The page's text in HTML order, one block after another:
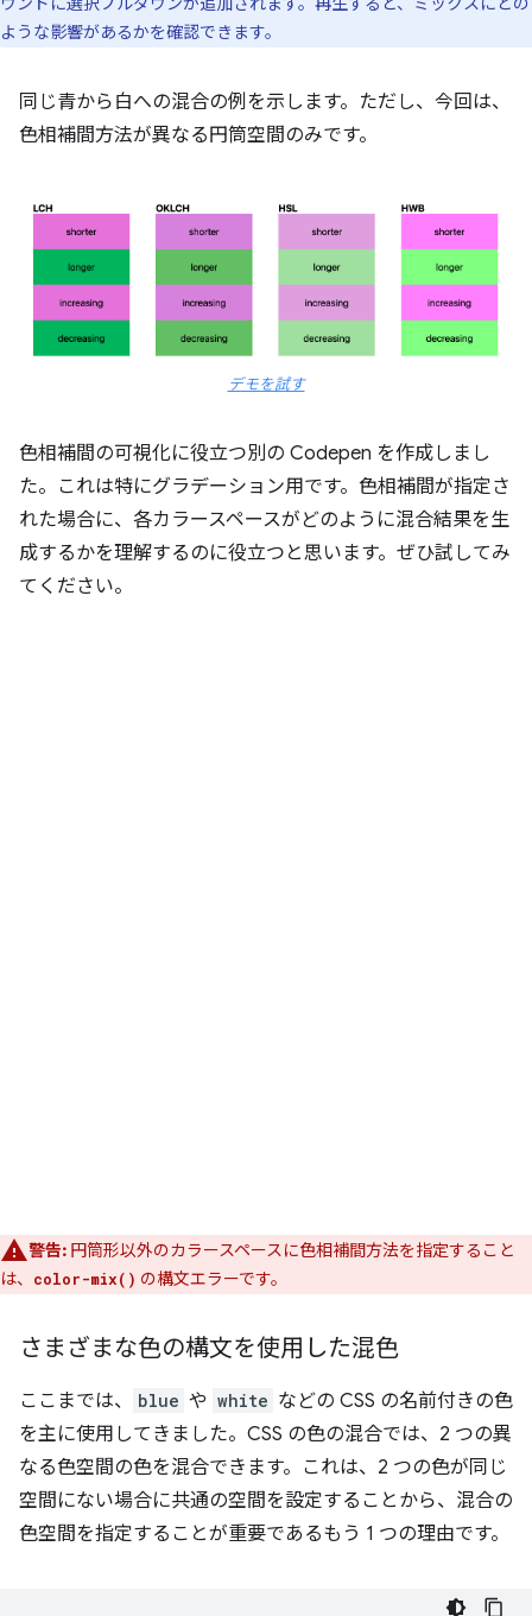
ような影響があるかを確認できます。
同じ青から白への混合の例を示します。ただし、今回は、
色相補間方法が異なる円筒空間のみです。
デモを試す
色相補間の可視化に役立つ別の Codepen を作成しまし
た。これは特にグラデーション用です。色相補間が指定さ
れた場合に、各カラースペースがどのように混合結果を生
成するかを理解するのに役立つと思います。ぜひ試してみ
てください。
警告: 円筒形以外のカラースペースに色相補間方法を指定すること
は、
color-mix() の構文エラーです。
さまざまな色の構文を使用した混色
ここまでは、 blue や white などの CSS の名前付きの色
を主に使用してきました。CSS の色の混合では、2 つの異
なる色空間の色を混合できます。これは、2 つの色が同じ
空間にない場合に共通の空間を設定することから、混合の
色空間を指定することが重要であるもう 1 つの理由です。